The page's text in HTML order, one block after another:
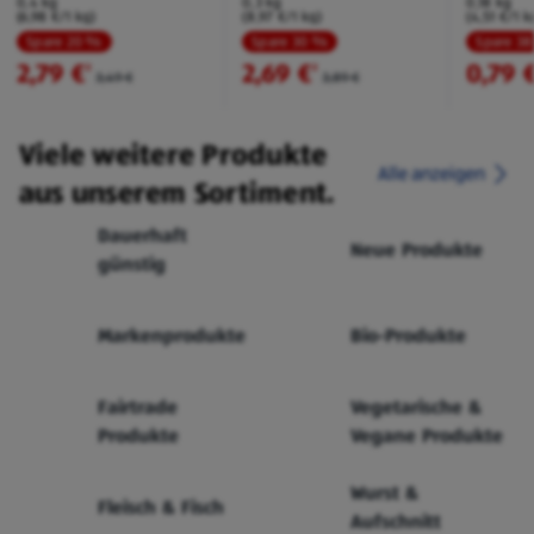
(6,98 €/1 kg)
Spare 20 %
2,79 €² 3,49 €
(8,97 €/1 kg)
Spare 30 %
2,69 €² 3,89 €
(4,51 €/1
Spare
0,79
Viele weitere Produkte
aus unserem Sortiment.
Alle anzeigen
Dauerhaft
günstig
Neue Produkte
Markenprodukte Bio-Produkte
Fairtrade
Produkte
Vegetarische &
Vegane Produkte
Fleisch & Fisch
Wurst &
Aufschnitt